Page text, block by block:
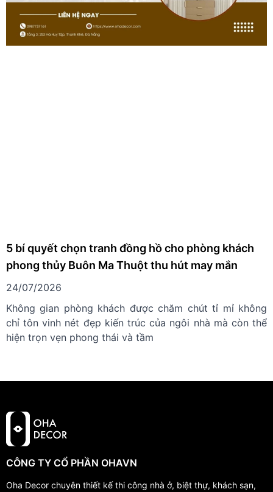
5 bí quyết chọn tranh đồng hồ cho phòng khách
phong thủy Buôn Ma Thuột thu hút may mắn
24/07/2026
Không gian phòng khách được chăm chút tỉ mỉ không
chỉ tôn vinh nét đẹp kiến trúc của ngôi nhà mà còn thể
hiện trọn vẹn phong thái và tầm
CÔNG TY CỔ PHẦN OHAVN
Oha Decor chuyên thiết kế thi công nhà ở, biệt thự, khách sạn,